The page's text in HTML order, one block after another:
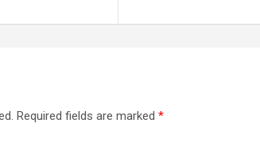
Required fields are marked *